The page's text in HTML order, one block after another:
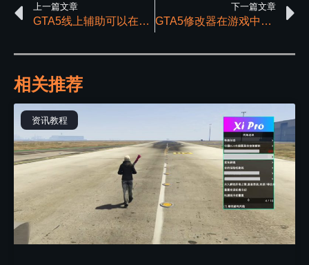
上一篇文章
GTA5线上辅助可以在线下模式使用吗
下一篇文章
GTA5修改器在游戏中的实用功能和新体验解析
相关推荐
资讯教程